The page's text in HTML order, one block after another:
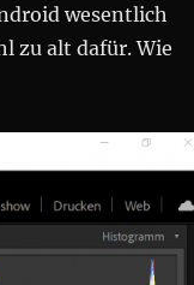
wesentlich
zu alt dafür. Wie